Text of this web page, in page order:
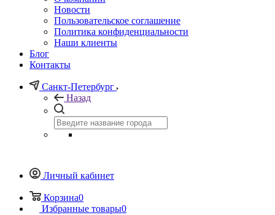
Новости
Пользовательское соглашение
Политика конфиденциальности
Наши клиенты
Блог
Контакты
Санкт-Петербург
Назад
Личный кабинет
Корзина0
Избранные товары0